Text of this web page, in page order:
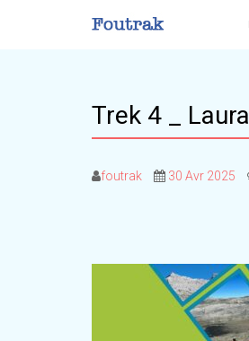
Trek 4 _ Laura
foutrak 30 Avr 2025